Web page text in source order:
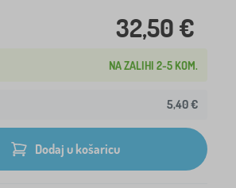
32,50 €
NA ZALIHI 2-5 KOM.
5,40 €
Dodaj u košaricu